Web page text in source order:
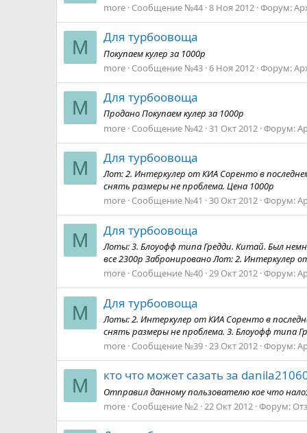
more Сообщение №44 8 Ноя 2012 Форум:
M Для турбоовоща
Покупаем кулер за 1000р
more Сообщение №43 6 Ноя 2012 Форум:
M Для турбоовоща
Продано Покупаем кулер за 1000р
more Сообщение №42 31 Окт 2012 Форум:
M Для турбоовоща
Лот: 2. Интеркулер от КИА Соренто в
снять размеры не проблема. Цена 1000р
more Сообщение №41 30 Окт 2012 Форум:
M Для турбоовоща
Лоты: 3. Блоуофф типа Гредди. Китай. Был
все 2300р Забронировано Лот: 2. Интеркулер
more Сообщение №40 29 Окт 2012 Форум:
M Для турбоовоща
Лоты: 2. Интеркулер от КИА Соренто в
снять размеры не проблема. 3. Блоуофф типа
more Сообщение №39 23 Окт 2012 Форум:
M кто что может сазать за
Отправил данному пользователю кое что
more Сообщение №2 22 Окт 2012 Форум: